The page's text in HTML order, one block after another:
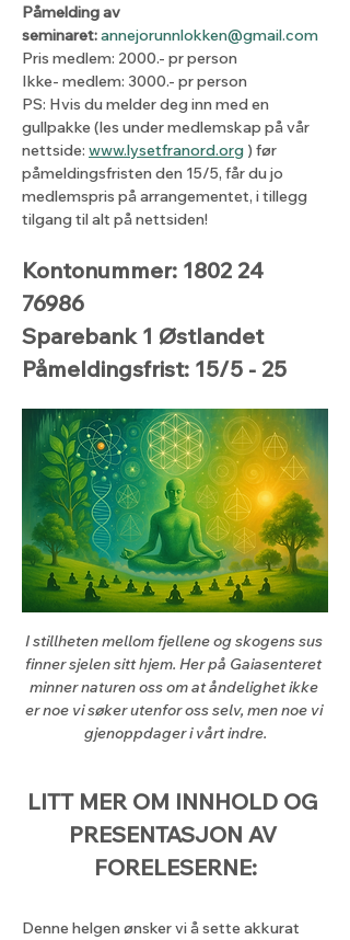
Påmelding av
seminaret:annejorunnlokken@gmail.com
Pris medlem: 2000.- pr person
Ikke- medlem: 3000.- pr person
PS: Hvis du melder deg inn med en
gullpakke (les under medlemskap på vår
nettside: www.lysetfranord.org ) før
påmeldingsfristen den 15/5, får du jo
medlemspris på arrangementet, i tillegg
tilgang til alt på nettsiden!
Kontonummer: 1802 24
76986
Sparebank 1 Østlandet
Påmeldingsfrist: 15/5 - 25
I stillheten mellom fjellene og skogens sus
finner sjelen sitt hjem. Her på Gaiasenteret
minner naturen oss om at åndelighet ikke
er noe vi søker utenfor oss selv, men noe vi
gjenoppdager i vårt indre.
LITT MER OM INNHOLD OG
PRESENTASJON AV
FORELESERNE:
Denne helgen ønsker vi å sette akkurat